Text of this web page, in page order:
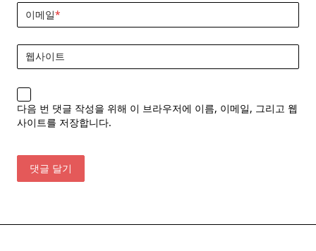
이메일*
웹사이트
다음 번 댓글 작성을 위해 이 브라우저에 이름, 이메일, 그리고 웹
사이트를 저장합니다.